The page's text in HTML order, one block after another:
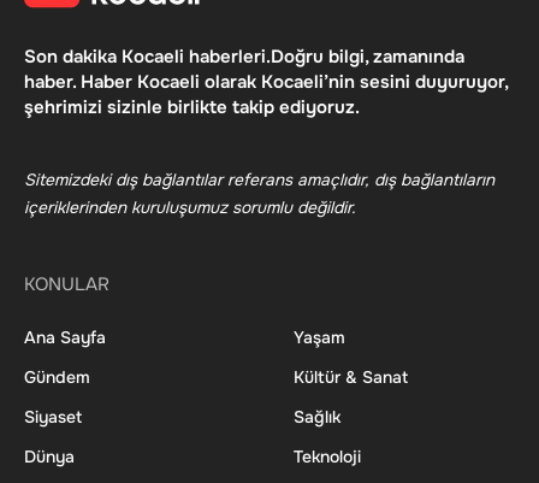
Son dakika Kocaeli haberleri.Doğru bilgi, zamanında
haber. Haber Kocaeli olarak Kocaeli’nin sesini duyuruyor,
şehrimizi sizinle birlikte takip ediyoruz.
Sitemizdeki dış bağlantılar referans amaçlıdır, dış bağlantıların
içeriklerinden kuruluşumuz sorumlu değildir.
KONULAR
Ana Sayfa
Gündem
Siyaset
Dünya
Yaşam
Kültür & Sanat
Sağlık
Teknoloji